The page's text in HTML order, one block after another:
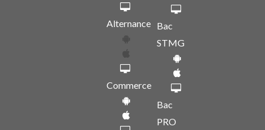
Alternance
Commerce
Bac
STMG
Bac
PRO